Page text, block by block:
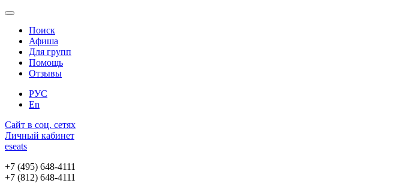
Поиск
Афиша
Для групп
Помощь
Отзывы
РУС
En
Сайт в соц. сетях
Личный кабинет
eseats
+7 (495) 648-4111
+7 (812) 648-4111